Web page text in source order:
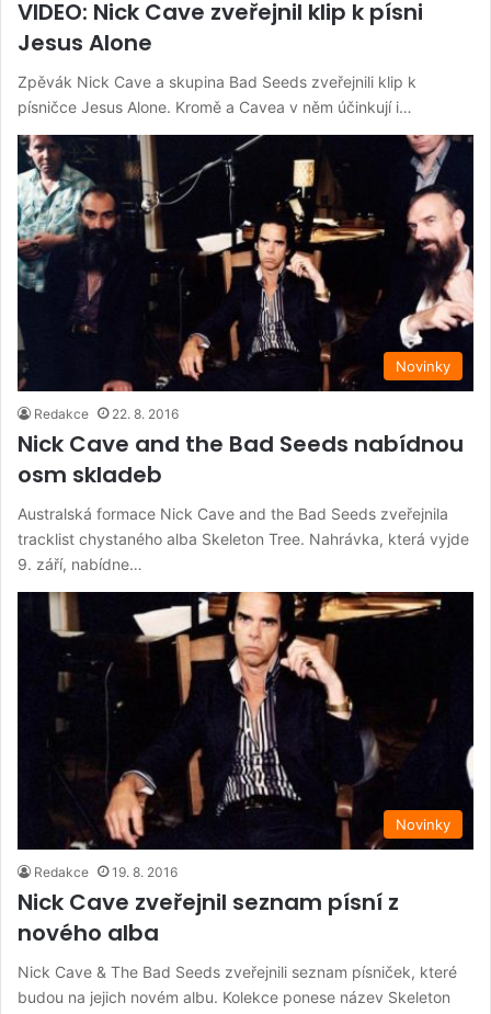
VIDEO: Nick Cave zveřejnil klip k písni
Jesus Alone
Zpěvák Nick Cave a skupina Bad Seeds zveřejnili klip k
písničce Jesus Alone. Kromě a Cavea v něm účinkují i…
Novinky
Redakce 22. 8. 2016
Nick Cave and the Bad Seeds nabídnou
osm skladeb
Australská formace Nick Cave and the Bad Seeds zveřejnila
tracklist chystaného alba Skeleton Tree. Nahrávka, která vyjde
9. září, nabídne…
Novinky
Redakce 19. 8. 2016
Nick Cave zveřejnil seznam písní z
nového alba
Nick Cave & The Bad Seeds zveřejnili seznam písniček, které
budou na jejich novém albu. Kolekce ponese název Skeleton